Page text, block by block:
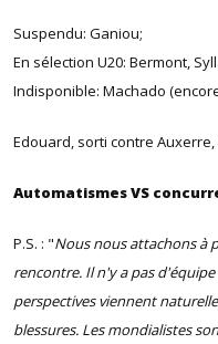
Suspendu: Ganiou;
En sélection U20: Bermont,
Indisponible: Machado
Edouard, sorti contre
Automatismes VS
P.S. : "Nous nous attachons à
rencontre. Il n'y a pas
perspectives viennent
blessures. Les mondialistes